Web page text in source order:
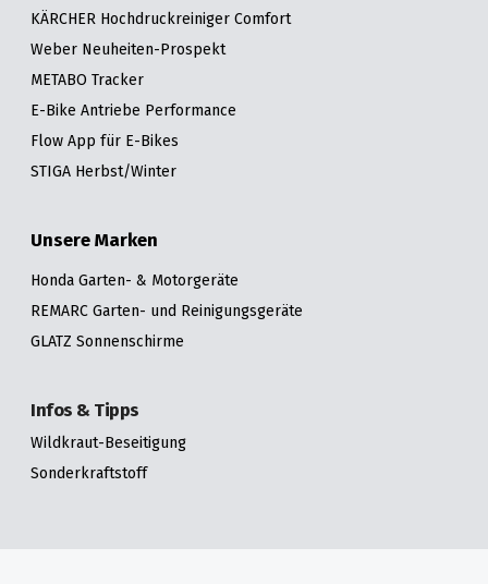
KÄRCHER Hochdruckreiniger Comfort
Weber Neuheiten-Prospekt
METABO Tracker
E-Bike Antriebe Performance
Flow App für E-Bikes
STIGA Herbst/Winter
Unsere Marken
Honda Garten- & Motorgeräte
REMARC Garten- und Reinigungsgeräte
GLATZ Sonnenschirme
Infos & Tipps
Wildkraut-Beseitigung
Sonderkraftstoff